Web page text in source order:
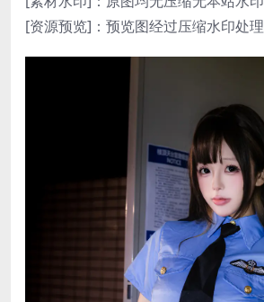
[资源预览]：预览图经过压缩水印处理